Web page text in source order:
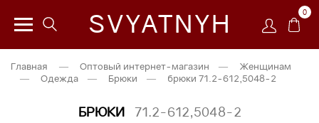
SVYATNYH 0
Главная — Оптовый интернет-магазин —
Женщинам
—
Одежда — Брюки — брюки 71.2-612,5048-2
БРЮКИ 71.2-612,5048-2